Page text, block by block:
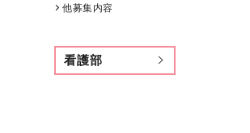
他募集内容
看護部